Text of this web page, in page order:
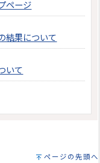
ページ
結果について
いて
ページの先頭へ